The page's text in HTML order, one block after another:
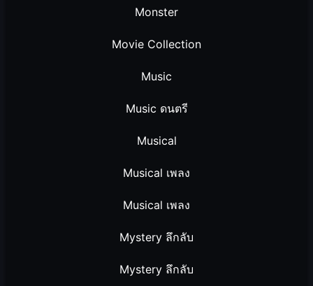
Monster
Movie Collection
Music
Music ดนตรี
Musical
Musical เพลง
Musical เพลง
Mystery ลึกลับ
Mystery ลึกลับ